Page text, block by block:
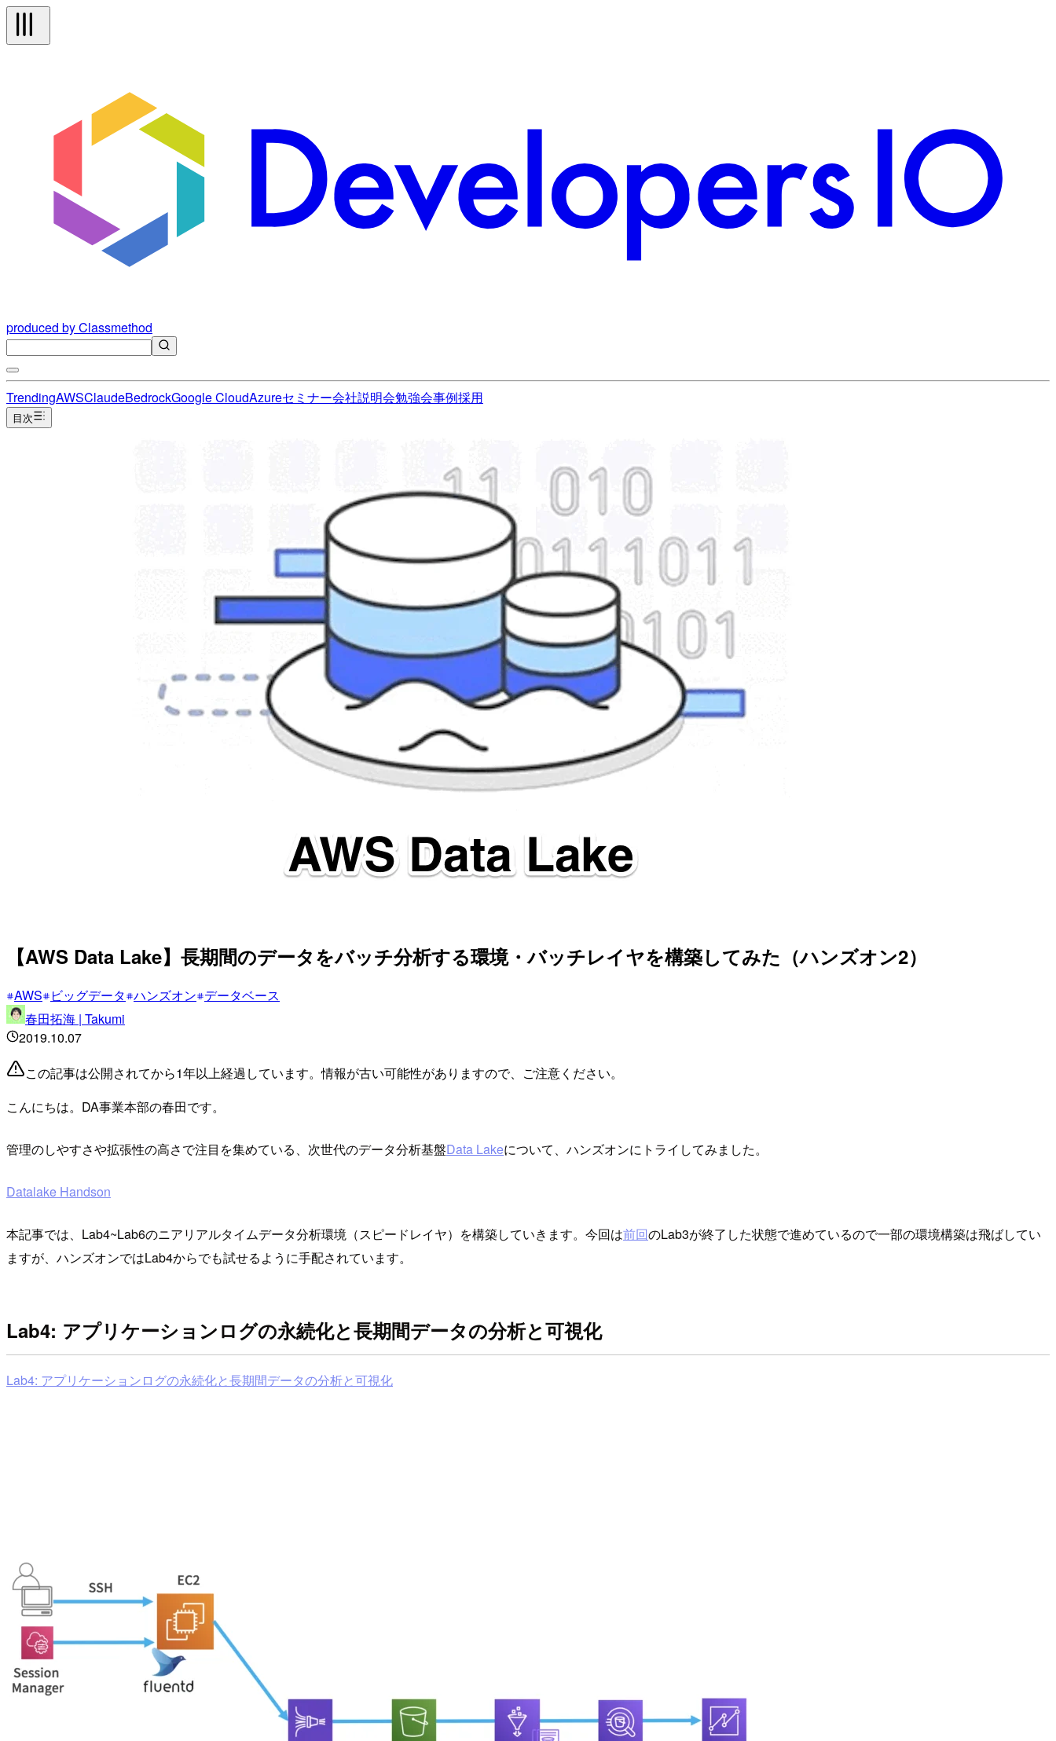
produced by Classmethod
TrendingAWSClaudeBedrockGoogle CloudAzureセミナー会社説明会勉強会事例採用
目次
【AWS Data Lake】長期間のデータをバッチ分析する環境・バッチレイヤを構築してみた（ハンズオン2）
AWS ビッグデータ ハンズオン データベース
春田拓海 | Takumi
2019.10.07
この記事は公開されてから1年以上経過しています。情報が古い可能性がありますので、ご注意ください。
こんにちは。DA事業本部の春田です。
管理のしやすさや拡張性の高さで注目を集めている、次世代のデータ分析基盤Data Lakeについて、ハンズオンにトライしてみました。
Datalake Handson
本記事では、Lab4~Lab6のニアリアルタイムデータ分析環境（スピードレイヤ）を構築していきます。今回は前回のLab3が終了した状態で進めているので一部の環境構築は飛ばしてい
ますが、ハンズオンではLab4からでも試せるように手配されています。
Lab4: アプリケーションログの永続化と長期間データの分析と可視化
Lab4: アプリケーションログの永続化と長期間データの分析と可視化